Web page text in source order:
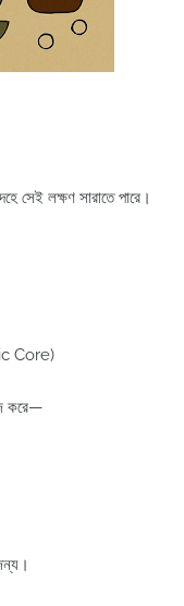
সেই লক্ষণ সারাতে পারে।
Core)
করে—